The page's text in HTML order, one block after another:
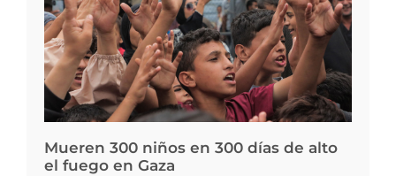
Mueren 300 niños en 300 días de alto
el fuego en Gaza